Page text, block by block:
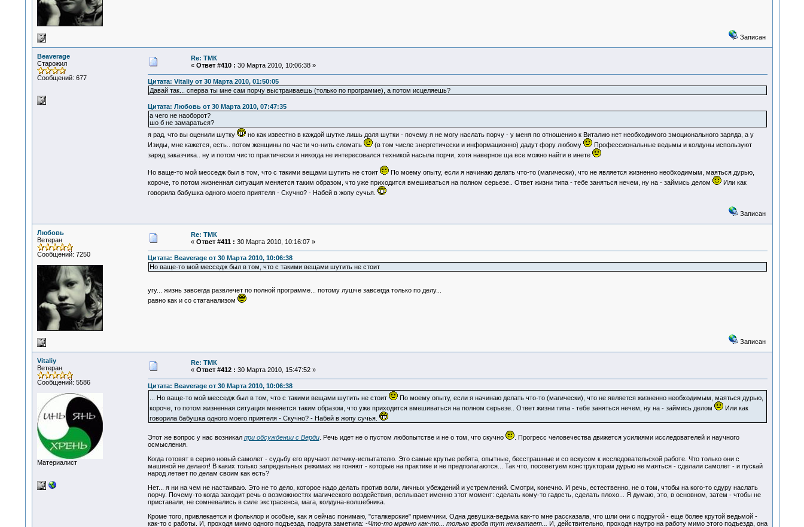
Записан
Beaverage
Старожил
Сообщений: 677
Re: ТМК
« Ответ #410 : 30 Марта 2010, 10:06:38 »
Цитата: Vitaliy от 30 Марта 2010, 01:50:05
Давай так... сперва ты мне сам порчу выстраиваешь (только по программе), а потом исцеляешь?
Цитата: Любовь от 30 Марта 2010, 07:47:35
а чего не наоборот?
шо б не замараться?
я рад, что вы оценили шутку
но как известно в каждой шутке лишь доля шутки - почему я не могу наслать порчу - у меня по отношению к Виталию нет необходимого эмоционального заряда, а у
Изиды, мне кажется, есть.. потом женщины по части чо-нить сломать
(в том числе энергетически и информационно) дадут фору любому
Профессиональные ведьмы и колдуны используют
заряд заказчика.. ну и потом чисто практически я никогда не интересовался техникой насыла порчи, хотя наверное ща все можно найти в инете
Но ваще-то мой месседж был в том, что с такими вещами шутить не стоит
По моему опыту, если я начинаю делать что-то (магически), что не является жизненно необходимым, маяться дурью,
короче, то потом жизненная ситуация меняется таким образом, что уже приходится вмешиваться на полном серьезе.. Ответ жизни типа - тебе заняться нечем, ну на - займись делом
Или как
говорила бабушка одного моего приятеля - Скучно? - Набей в жопу сучья.
Записан
Любовь
Ветеран
Сообщений: 7250
Re: ТМК
« Ответ #411 : 30 Марта 2010, 10:16:07 »
Цитата: Beaverage от 30 Марта 2010, 10:06:38
Но ваще-то мой месседж был в том, что с такими вещами шутить не стоит
угу... жизнь завсегда развлечет по полной программе... потому лушче завсегда только по делу...
равно как и со статанализом
Записан
Vitaliy
Ветеран
Сообщений: 5586
Материалист
Re: ТМК
« Ответ #412 : 30 Марта 2010, 15:47:52 »
Цитата: Beaverage от 30 Марта 2010, 10:06:38
... Но ваще-то мой месседж был в том, что с такими вещами шутить не стоит
По моему опыту, если я начинаю делать что-то (магически), что не является жизненно необходимым, маяться дурью,
короче, то потом жизненная ситуация меняется таким образом, что уже приходится вмешиваться на полном серьезе.. Ответ жизни типа - тебе заняться нечем, ну на - займись делом
Или как
говорила бабушка одного моего приятеля - Скучно? - Набей в жопу сучья.
Этот же вопрос у нас возникал при обсуждении с Верди. Речь идет не о пустом любопытстве и не о том, что скучно
. Прогресс человечества движется усилиями исследователей и научного
осмысления.
Когда готовят в серию новый самолет - судьбу его вручают летчику-испытателю. Это самые крутые ребята, опытные, бесстрашные и со вскусом к исследовательской работе. Что только они с
машиной не делают! В каких только запредельных режимах не гоняют - которые на практике и не предполагаются... Так что, посоветуем конструкторам дурью не маяться - сделали самолет - и пускай
народ летает по делам своим как есть?
Нет... я ни на чем не настаиваю. Это не то дело, которое надо делать против воли, личных убеждений и устремлений. Смотри, конечно. И речь, естественно, не о том, чтобы на кого-то сдуру наслать
порчу. Почему-то когда заходит речь о возможностях магического воздействия, всплывает именно этот момент: сделать кому-то гадость, сделать плохо... Я думаю, это, в основном, затем - чтобы не
приставали, не сомневались в силе экстрасенса, мага, колдуна-волшебника.
Кроме того, привлекается и фольклор и особые, как я сейчас понимаю, "сталкерские" приемчики. Одна девушка-ведьма как-то мне рассказала, что шли они с подругой - еще более крутой ведьмой -
как-то с работы. И, проходя мимо одного подъезда, подруга заметила: -Что-то мрачно как-то... только гроба тут нехватает...
И, действительно, проходя наутро на работу мимо этого подъезда, она